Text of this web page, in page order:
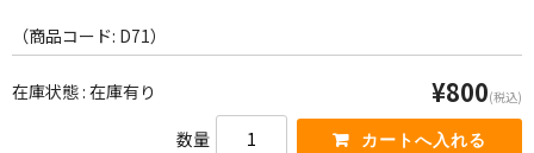
ROCK
FOLK,SSW
（商品コード: D71）
在庫状態 : 在庫有り ¥800(税込)
数量